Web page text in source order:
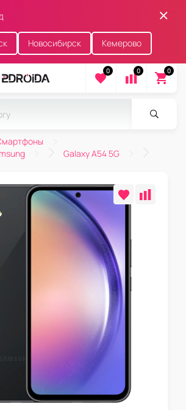
Новосибирск Кемерово
0 0 0
Galaxy A54 5G